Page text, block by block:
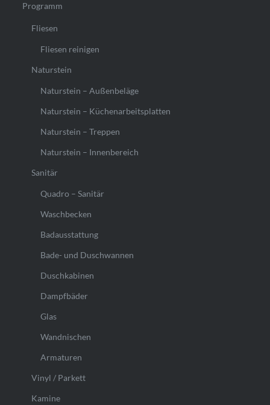
Programm
Fliesen
Fliesen reinigen
Naturstein
Naturstein – Außenbeläge
Naturstein – Küchenarbeitsplatten
Naturstein – Treppen
Naturstein – Innenbereich
Sanitär
Quadro – Sanitär
Waschbecken
Badausstattung
Bade- und Duschwannen
Duschkabinen
Dampfbäder
Glas
Wandnischen
Armaturen
Vinyl / Parkett
Kamine